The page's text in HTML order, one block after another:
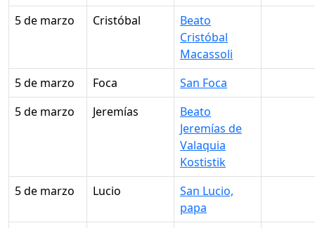
5 de marzo
Cristóbal
Beato
Cristóbal
Macassoli
5 de marzo
Foca
San Foca
5 de marzo
Jeremías
Beato
Jeremías de
Valaquia
Kostistik
5 de marzo
Lucio
San Lucio,
papa